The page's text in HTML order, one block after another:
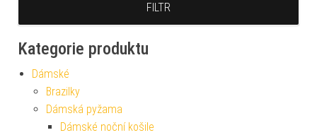
FILTR
Kategorie produktu
Dámské
Brazilky
Dámská pyžama
Dámské noční košile